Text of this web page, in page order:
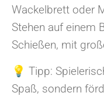
Wackelbrett oder
Stehen auf einem
Schießen, mit
💡 Tipp:
Spaß, sondern